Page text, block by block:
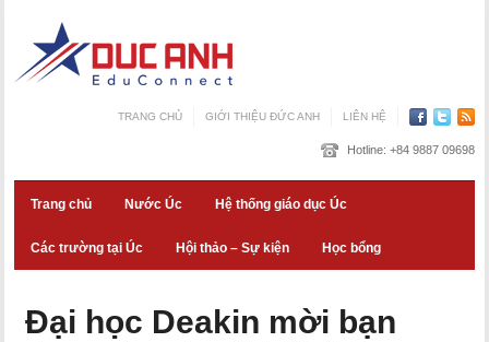
TRANG CHỦ GIỚI THIỆU ĐỨC ANH LIÊN HỆ
Hotline: +84 9887 09698
Trang chủ Nước Úc Hệ thống giáo dục Úc
Các trường tại Úc Hội thảo – Sự kiện Học bổng
Đại học Deakin mời bạn